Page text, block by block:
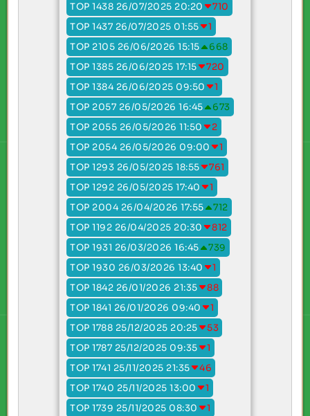
TOP 1438 26/07/2025 20:20
710
TOP 1437 26/07/2025 01:55
1
TOP 2105 26/06/2026 15:15
668
TOP 1385 26/06/2025 17:15
720
TOP 1384 26/06/2025 09:50
1
TOP 2057 26/05/2026 16:45
673
TOP 2055 26/05/2026 11:50
2
TOP 2054 26/05/2026 09:00
1
TOP 1293 26/05/2025 18:55
761
TOP 1292 26/05/2025 17:40
1
TOP 2004 26/04/2026 17:55
712
TOP 1192 26/04/2025 20:30
812
TOP 1931 26/03/2026 16:45
739
TOP 1930 26/03/2026 13:40
1
TOP 1842 26/01/2026 21:35
88
TOP 1841 26/01/2026 09:40
1
TOP 1788 25/12/2025 20:25
53
TOP 1787 25/12/2025 09:35
1
TOP 1741 25/11/2025 21:35
46
TOP 1740 25/11/2025 13:00
1
TOP 1739 25/11/2025 08:30
1